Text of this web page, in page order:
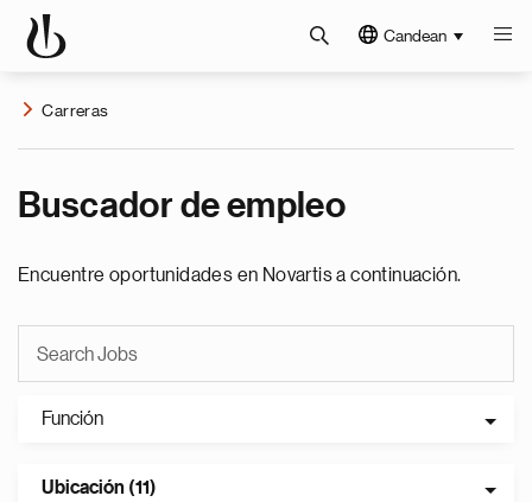
Candean
Carreras
Buscador de empleo
Encuentre oportunidades en Novartis a continuación.
Función
Ubicación (11)